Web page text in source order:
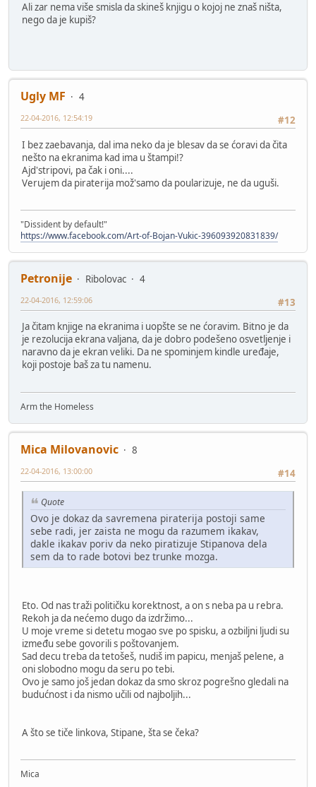
Ali zar nema više smisla da skineš knjigu o kojoj ne znaš ništa,
nego da je kupiš?
Ugly MF
4
#12
22-04-2016, 12:54:19
I bez zaebavanja, dal ima neko da je blesav da se ćoravi da čita
nešto na ekranima kad ima u štampi!?
Ajd'stripovi, pa čak i oni....
Verujem da piraterija mož'samo da poularizuje, ne da uguši.
"Dissident by default!"
https://www.facebook.com/Art-of-Bojan-Vukic-396093920831839/
Petronije Ribolovac
4
#13
22-04-2016, 12:59:06
Ja čitam knjige na ekranima i uopšte se ne ćoravim. Bitno je da
je rezolucija ekrana valjana, da je dobro podešeno osvetljenje i
naravno da je ekran veliki. Da ne spominjem kindle uređaje,
koji postoje baš za tu namenu.
Arm the Homeless
Mica Milovanovic
8
#14
22-04-2016, 13:00:00
Quote
Ovo je dokaz da savremena piraterija postoji same
sebe radi, jer zaista ne mogu da razumem ikakav,
dakle ikakav poriv da neko piratizuje Stipanova dela
sem da to rade botovi bez trunke mozga.
Eto. Od nas traži političku korektnost, a on s neba pa u rebra.
Rekoh ja da nećemo dugo da izdržimo...
U moje vreme si detetu mogao sve po spisku, a ozbiljni ljudi su
između sebe govorili s poštovanjem.
Sad decu treba da tetošeš, nudiš im papicu, menjaš pelene, a
oni slobodno mogu da seru po tebi.
Ovo je samo još jedan dokaz da smo skroz pogrešno gledali na
budućnost i da nismo učili od najboljih...
A što se tiče linkova, Stipane, šta se čeka?
Mica